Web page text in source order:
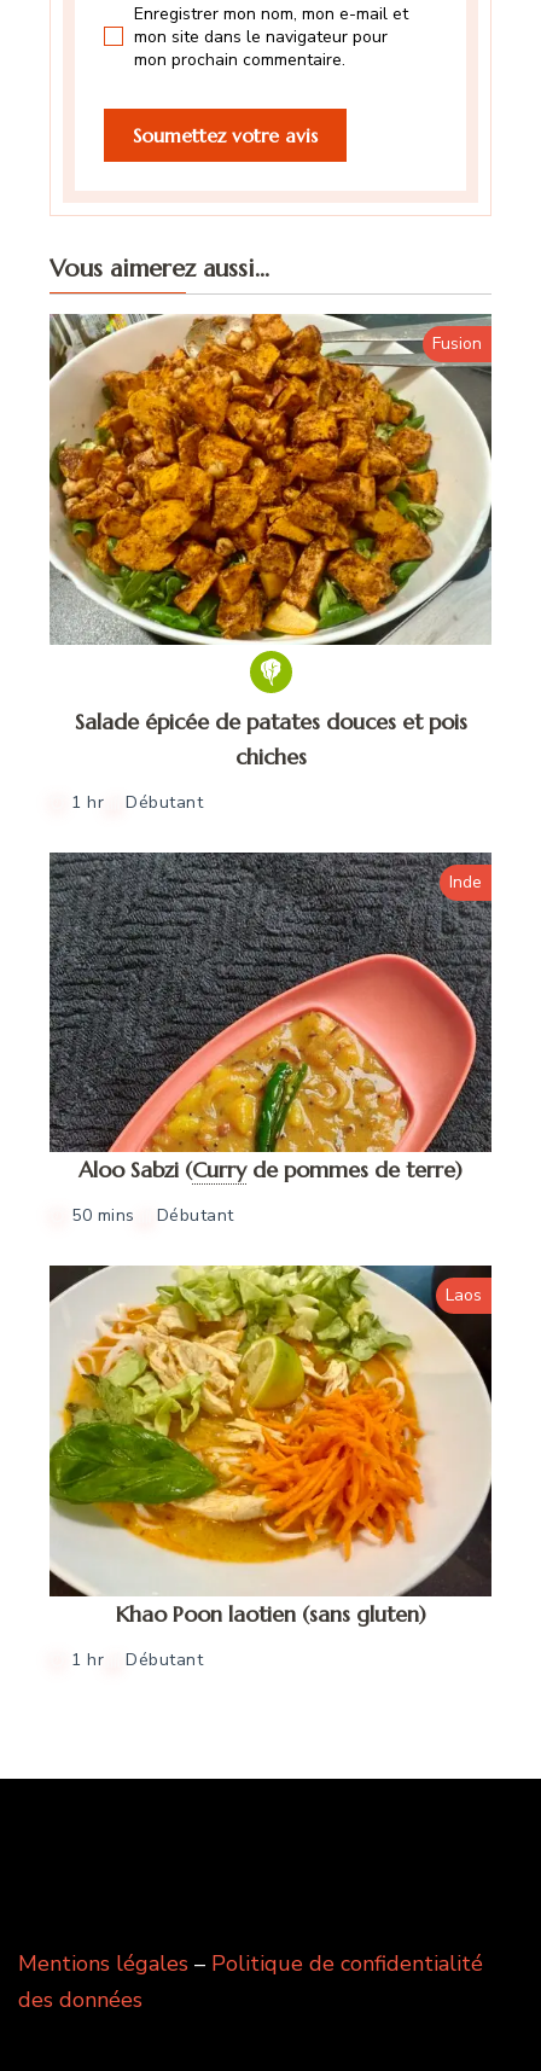
Enregistrer mon nom, mon e-mail et
mon site dans le navigateur pour
mon prochain commentaire.
Vous aimerez aussi...
Fusion
Salade épicée de patates douces et pois
chiches
1 hr Débutant
Inde
Aloo Sabzi (Curry de pommes de terre)
50 mins Débutant
Laos
Khao Poon laotien (sans gluten)
1 hr Débutant
Mentions légales – Politique de confidentialité
des données